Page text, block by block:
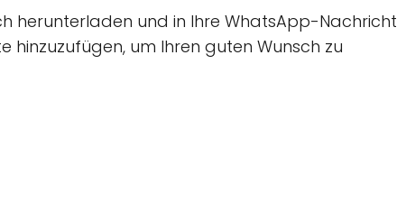
herunterladen und in Ihre WhatsApp-Nachricht
hinzuzufügen, um Ihren guten Wunsch zu